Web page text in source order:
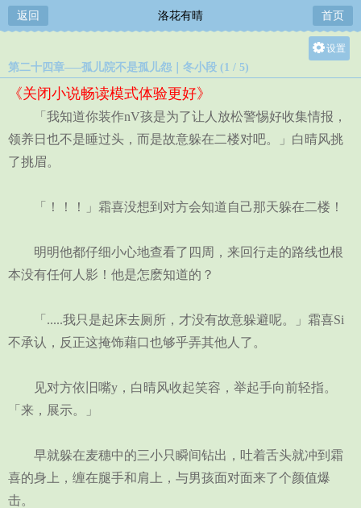
返回 洛花有晴 首页
设置
中
小
第二十四章—–孤儿院不是孤儿怨｜冬小段 (1 / 5)
《关闭小说畅读模式体验更好》
「我知道你装作nV孩是为了让人放松警惕好收集情报，
领养日也不是睡过头，而是故意躲在二楼对吧。」白晴风挑
了挑眉。
「！！！」霜喜没想到对方会知道自己那天躲在二楼！
明明他都仔细小心地查看了四周，来回行走的路线也根
本没有任何人影！他是怎麽知道的？
「.....我只是起床去厕所，才没有故意躲避呢。」霜喜Si
不承认，反正这掩饰藉口也够乎弄其他人了。
见对方依旧嘴y，白晴风收起笑容，举起手向前轻指。
「来，展示。」
早就躲在麦穗中的三小只瞬间钻出，吐着舌头就冲到霜
喜的身上，缠在腿手和肩上，与男孩面对面来了个颜值爆
击。